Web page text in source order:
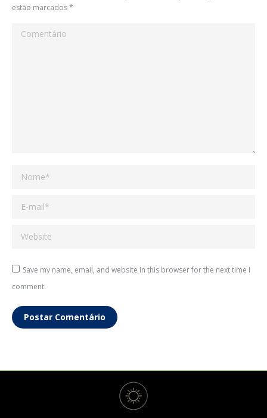
estão marcados*
Comentário
Nome *
E-mail *
Website
Save my name, email, and website in this browser for the next time I
comment.
Postar Comentário